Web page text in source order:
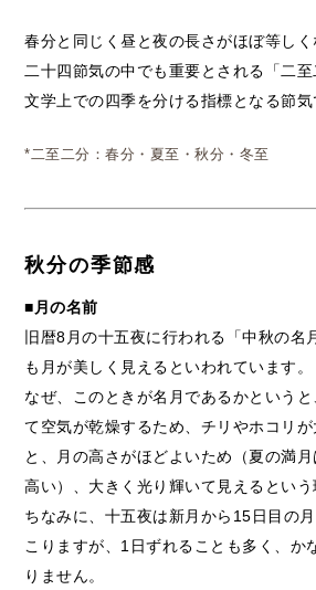
春分と同じく昼と夜の長さがほぼ等しく
二十四節気の中でも重要とされる「二
文学上での四季を分ける指標となる節気
*二至二分：春分・夏至・秋分・冬至
秋分の季節感
■月の名前
旧暦8月の十五夜に行われる「中秋の名
も月が美しく見えるといわれています。
なぜ、このときが名月であるかという
て空気が乾燥するため、チリやホコリ
と、月の高さがほどよいため（夏の満
高い）、大きく光り輝いて見えるという
ちなみに、十五夜は新月から15日目の
こりますが、1日ずれることも多く、か
りません。